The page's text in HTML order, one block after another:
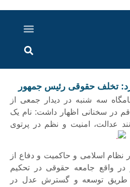
تخلف حقوقی رئیس جمهور
سه شنبه در دیدار جمعی از
در سخنانی اظهار داشت: نام یک
عدالت، امنیت و نظم در پرتوی
نظام اسلامی و حاکمیت و دفاع از
در واقع جامعه حقوقی در تحکیم
طریق توسعه و گسترش عدل در